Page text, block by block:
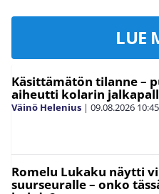
LUE
Käsittämätön tilanne –
aiheutti kolarin
Väinö Helenius | 09.08.2026 10:45
Romelu Lukaku näytti
suurseuralle – onko